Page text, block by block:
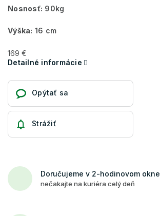
Nosnosť: 90kg
Výška: 16 cm
169 €
Detailné informácie
Opýtať sa
Strážiť
Doručujeme v 2-hodinovom okne
nečakajte na kuriéra celý deň